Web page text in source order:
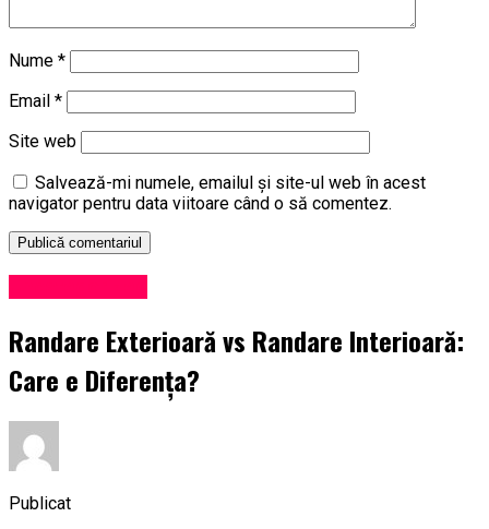
Nume *
Email *
Site web
Salvează-mi numele, emailul și site-ul web în acest
navigator pentru data viitoare când o să comentez.
Randare Exterioară vs Randare Interioară:
Care e Diferența?
Publicat